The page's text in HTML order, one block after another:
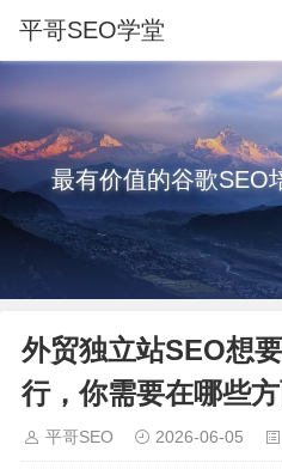
平哥SEO学堂
最有价值的谷歌SEO
外贸独立站SEO想
行，你需要在哪些
平哥SEO 2026-06-05